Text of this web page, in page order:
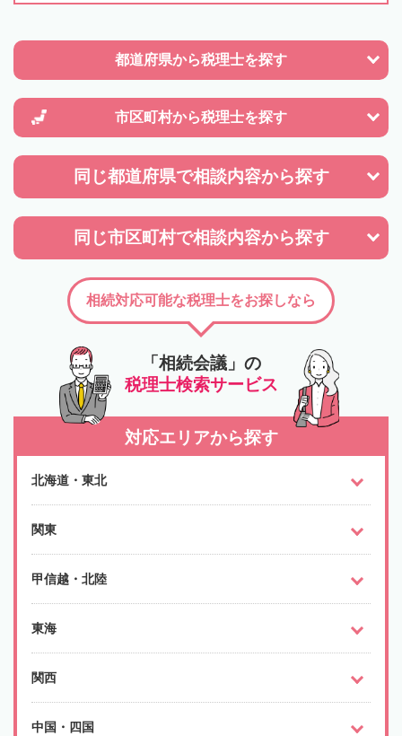
都道府県から税理士を探す
市区町村から税理士を探す
同じ都道府県で相談内容から探す
同じ市区町村で相談内容から探す
「相続会議」の
税理士検索サービス
相続対応可能な税理士をお探しなら
対応エリアから探す
北海道・東北
関東
甲信越・北陸
東海
関西
中国・四国